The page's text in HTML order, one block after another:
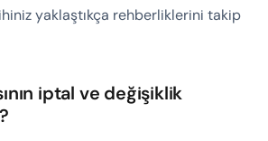
yaklaştıkça rehberliklerini takip
iptal ve değişiklik